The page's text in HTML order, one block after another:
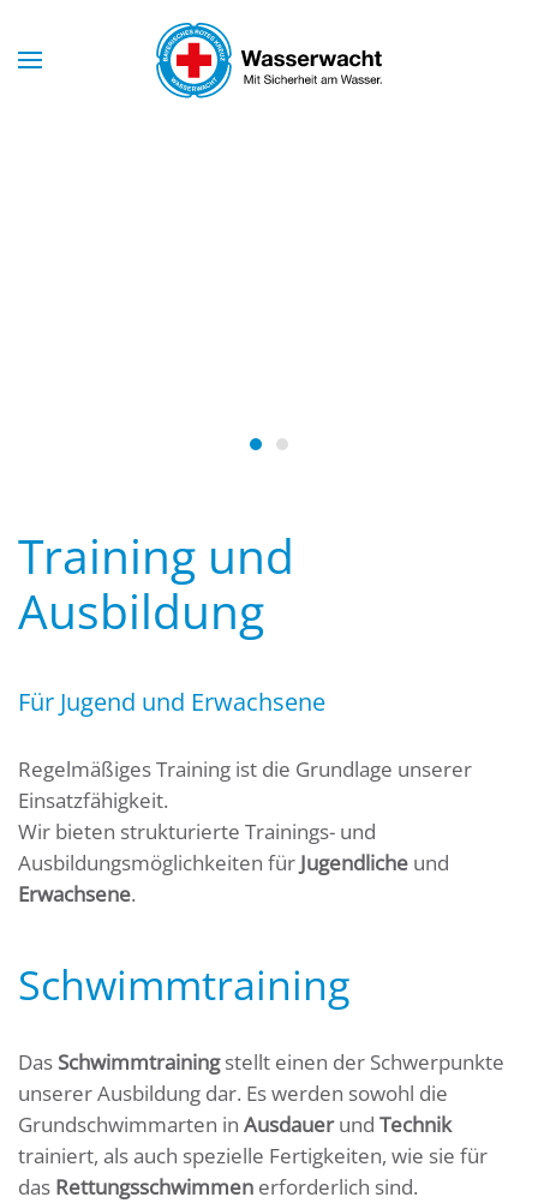
Skip to main content
Wasserwacht Markt
Training und
Ausbildung
Für Jugend und Erwachsene
Regelmäßiges Training ist die Grundlage unserer
Einsatzfähigkeit.
Wir bieten strukturierte Trainings- und
Ausbildungsmöglichkeiten für Jugendliche und
Erwachsene.
Schwimmtraining
Das Schwimmtrainingstellt einen der Schwerpunkte
unserer Ausbildung dar. Es werden sowohl die
Grundschwimmarten in Ausdauerund Technik
trainiert, als auch spezielle Fertigkeiten, wie sie für
das Rettungsschwimmen erforderlich sind.